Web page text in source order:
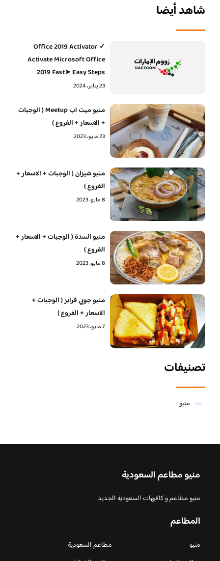
شاهد أيضا
Office 2019 Activator ✓
Activate Microsoft Office
2019 Fast➤ Easy Steps
23 يناير، 2024
منيو ميت اب Meetup ( الوجبات
+ الاسعار + الفروع )
23 مايو، 2023
منيو شيزان ( الوجبات + الاسعار +
الفروع )
8 مايو، 2023
منيو السدة ( الوجبات + الاسعار +
الفروع )
8 مايو، 2023
منيو جوبي فرايز ( الوجبات +
الاسعار + الفروع )
7 مايو، 2023
تصنيفات
منيو
منيو مطاعم السعودية
منيو مطاعم و كافيهات السعودية الجديد
المطاعم
منيو
مطاعم السعودية